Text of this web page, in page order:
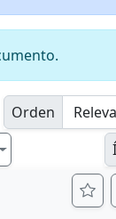
Orden